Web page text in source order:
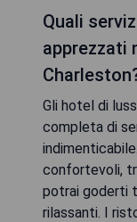
Quali
apprezzati
Gli hotel di
completa di
confortevoli,
potrai goderti
rilassanti. I